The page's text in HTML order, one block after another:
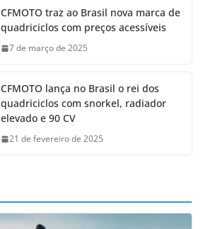
CFMOTO traz ao Brasil nova marca de
quadriciclos com preços acessíveis
7 de março de 2025
CFMOTO lança no Brasil o rei dos
quadriciclos com snorkel, radiador
elevado e 90 CV
21 de fevereiro de 2025